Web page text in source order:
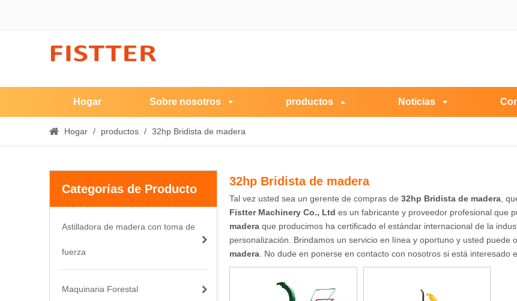
Hogar Sobre nosotros productos Noticias
Hogar / productos / 32hp Bridista de madera
Categorías de Producto
Astilladora de madera con toma de
fuerza
Maquinaria Forestal
32hp Bridista de madera
Tal vez usted sea un gerente de compras de 32hp Bridista de madera ,
Fistter Machinery Co., Ltd es un fabricante y proveedor profesional que
madera que producimos ha certificado el estándar internacional de la
personalización. Brindamos un servicio en línea y oportuno y usted puede
madera . No dude en ponerse en contacto con nosotros si está interesado